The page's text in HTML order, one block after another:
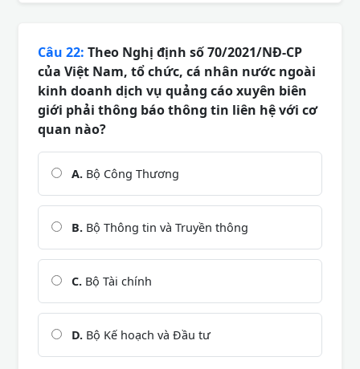
Câu 22: Theo Nghị định số 70/2021/NĐ-CP
của Việt Nam, tổ chức, cá nhân nước ngoài
kinh doanh dịch vụ quảng cáo xuyên biên
giới phải thông báo thông tin liên hệ với cơ
quan nào?
A. Bộ Công Thương
B. Bộ Thông tin và Truyền thông
C. Bộ Tài chính
D. Bộ Kế hoạch và Đầu tư